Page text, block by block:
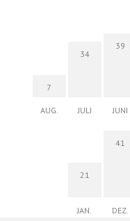
7
AUG.
34
JULI
39
JUNI
21
JAN.
41
DEZ.